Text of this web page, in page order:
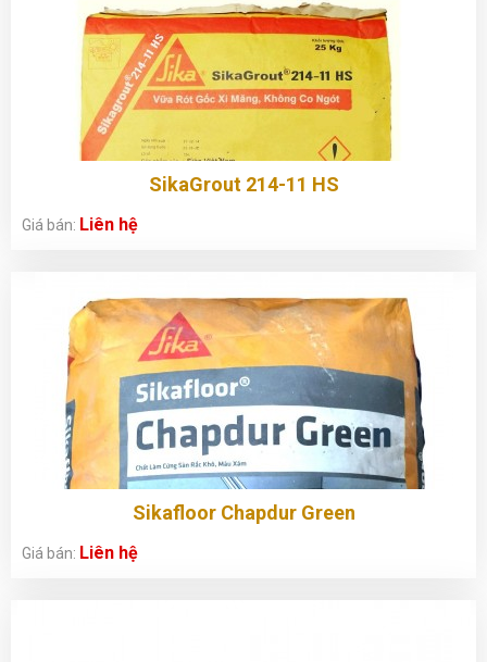
SikaGrout 214-11 HS
Giá bán: Liên hệ
Sikafloor Chapdur Green
Giá bán: Liên hệ